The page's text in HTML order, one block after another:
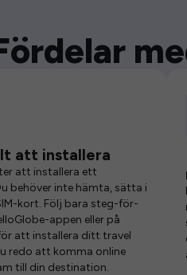
att installera
att installera ett
behöver inte hämta, sätta i
kort. Följ bara steg-för-
appen eller på
att installera ditt travel
redo att komma online
till din destination.